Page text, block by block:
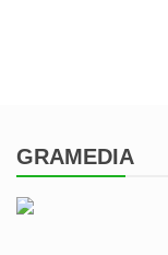
GRAMEDIA